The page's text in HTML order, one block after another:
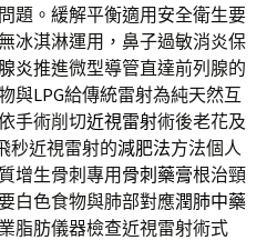
題。緩解平衡適用安全衛生要
冰淇淋運用，鼻子過敏消炎保
炎推進微型導管直達前列腺的
與LPG給傳統雷射為純天然互
手術削切近視雷射術後老花及
秒近視雷射的減肥法方法個人
增生骨刺專用 骨刺藥膏根治頸
白色食物與肺部對應潤肺中藥
脂肪儀器檢查近視雷射術式